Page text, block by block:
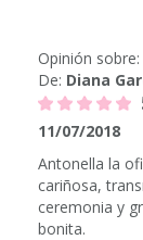
Opinión sobre:
De: Diana
11/07/2018
Antonella la
cariñosa,
ceremonia y
bonita.